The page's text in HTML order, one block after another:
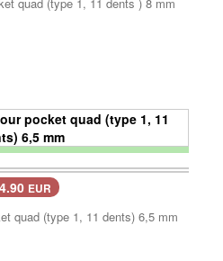
quad (type 1, 11 dents ) 8 mm
EUR
quad (type 1, 11 dents) 6,5 mm